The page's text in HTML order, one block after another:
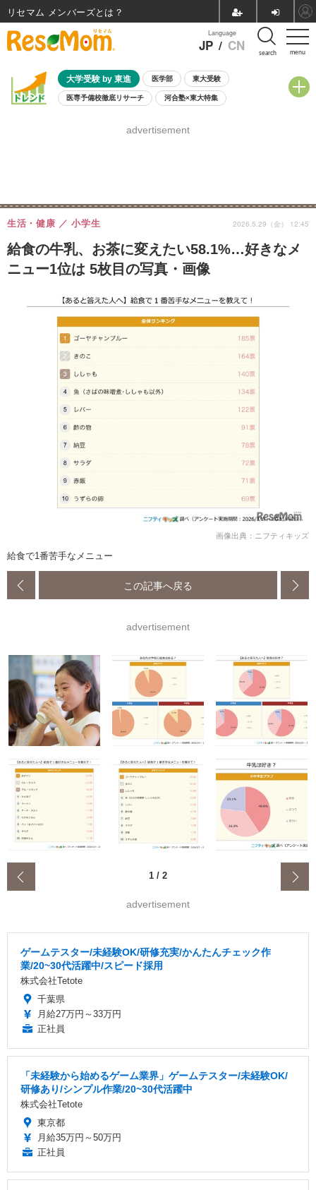
menu
Language
JP / CN search
大学受験 by 東進 医学部 東大受験
医専予備校徹底リサーチ 河合塾×東大特集
8月開催学校説明会・相談会
advertisement
給食の牛乳、お茶に変えたい58.1%…好きなメ
ニュー1位は 5枚目の写真・画像
生活・健康 小学生 2026.5.29（金） 12:45
画像出典：ニフティキッズ
給食で1番苦手なメニュー
この記事へ戻る
advertisement
1 / 2
advertisement
ゲームテスター/未経験OK/研修充実/かんたんチェック作
業/20~30代活躍中/スピード採用
株式会社Tetote
千葉県
月給27万円～33万円
正社員
「未経験から始めるゲーム業界」ゲームテスター/未経験OK/
研修あり/シンプル作業/20~30代活躍中
株式会社Tetote
東京都
月給35万円～50万円
正社員
リセマム メンバーズ